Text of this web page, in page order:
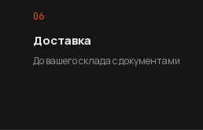
06
Доставка
До вашего склада с документами